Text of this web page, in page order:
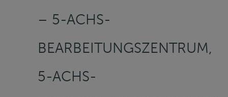
– 5-ACHS-
BEARBEITUNGSZENTRUM,
5-ACHS-